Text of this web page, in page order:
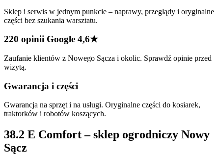
Sklep i serwis w jednym punkcie – naprawy, przeglądy i oryginalne
części bez szukania warsztatu.
220 opinii Google 4,6★
Zaufanie klientów z Nowego Sącza i okolic. Sprawdź opinie przed
wizytą.
Gwarancja i części
Gwarancja na sprzęt i na usługi. Oryginalne części do kosiarek,
traktorków i robotów koszących.
38.2 E Comfort– sklep ogrodniczy Nowy
Sącz